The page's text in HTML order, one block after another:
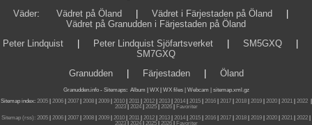
Väder: Vädret på Öland Vädret i Färjestaden på Öland
Vädret på Granudden i Färjestaden på Öland
Peter Lindquist
Peter Lindquist Sjöfartsverket SM5GXQ
SM7GXQ
Granudden| Färjestaden| Öland
Granudden.info- Sitemaps: Album WX WX files | Webcam |
sitemap.xml.gz
Sitemap index: 2005| 2006| 2007| 2008| 2009| 2010| 2011| 2012| 2013| 2014| 2015| 2016| 2017| 2018| 2019| 2020| 2021| 2022|
2023| 2024| 2025| 2026|
Favoriter
Sitemap (rss): 2005 2006 2007 2008 2009 2010 2011 2012 2013 2014 2015 2016 2017 2018 2019 2020 2021 2022
2023| 2024| 2025| 2026|
Favoriter